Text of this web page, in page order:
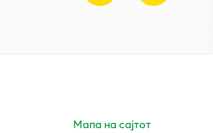
Мапа на сајтот